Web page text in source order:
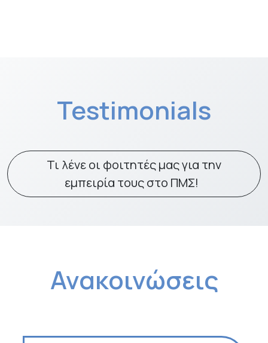
Testimonials
Τι λένε οι φοιτητές μας για την
εμπειρία τους στο ΠΜΣ!
Ανακοινώσεις